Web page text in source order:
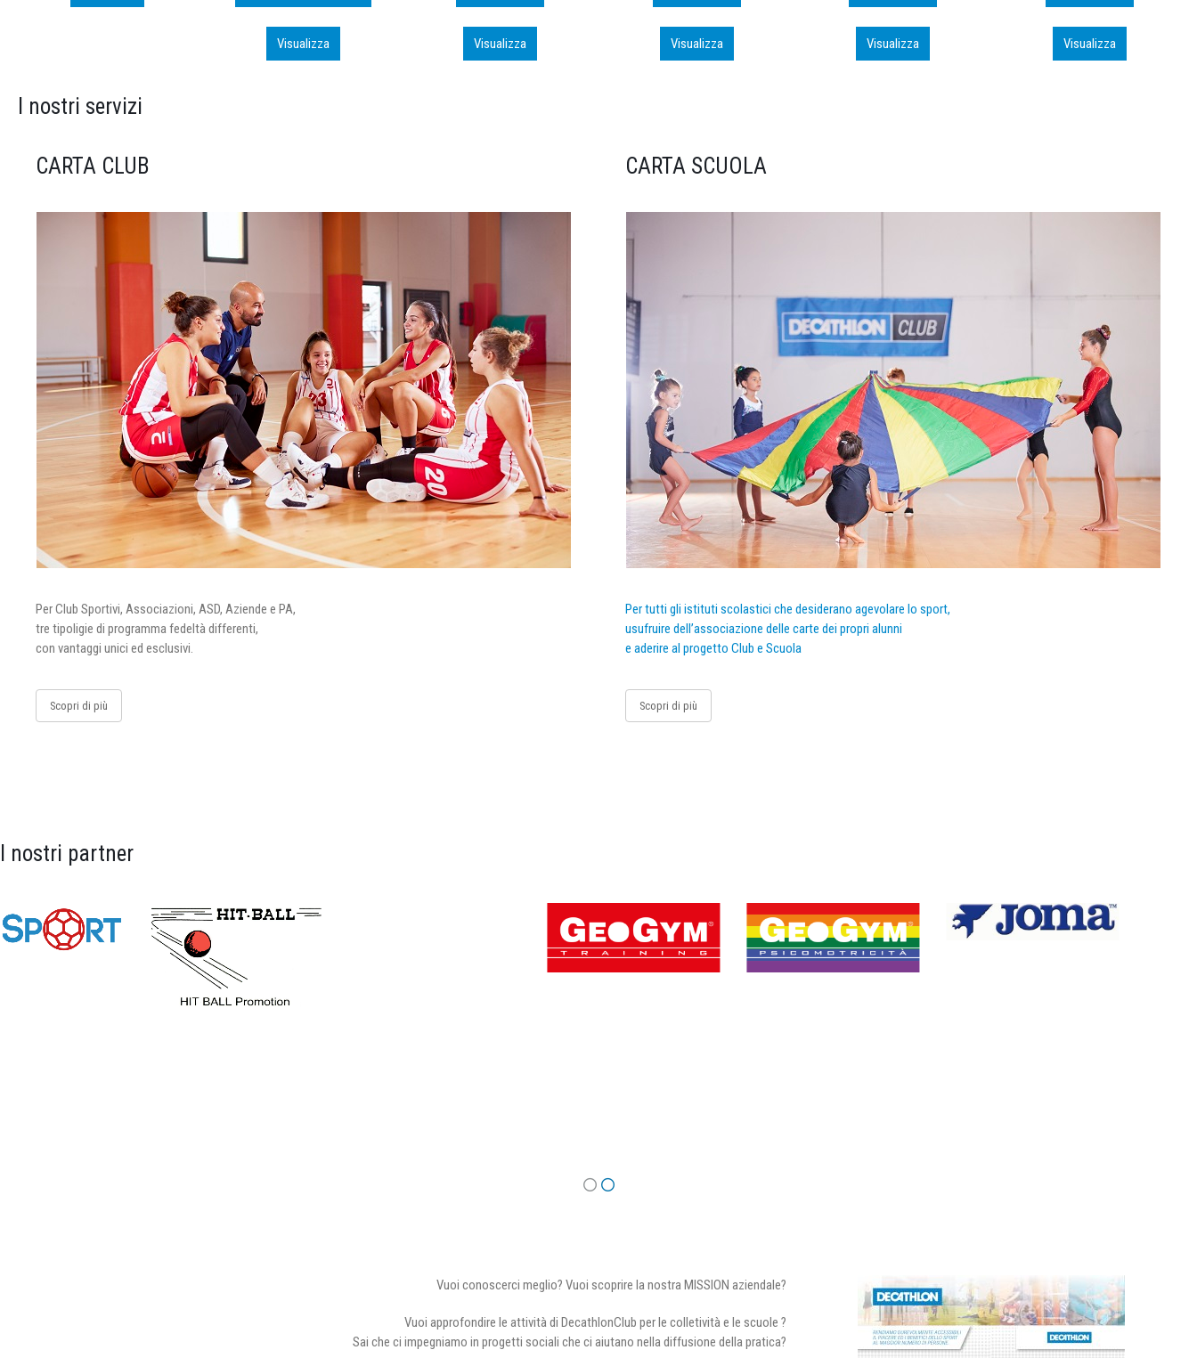
Visualizza Visualizza Visualizza Visualizza Visualizza
I nostri servizi
CARTA CLUB
Per Club Sportivi, Associazioni, ASD, Aziende e PA,
tre tipoligie di programma fedeltà differenti,
con vantaggi unici ed esclusivi.
Scopri di più
CARTA SCUOLA
Per tutti gli istituti scolastici che desiderano agevolare lo sport,
usufruire dell’associazione delle carte dei propri alunni
e aderire al progetto Club e Scuola
Scopri di più
I nostri partner
Vuoi conoscerci meglio? Vuoi scoprire la nostra MISSION aziendale?
Vuoi approfondire le attività di DecathlonClub per le colletività e le scuole ?
Sai che ci impegniamo in progetti sociali che ci aiutano nella diffusione della pratica?